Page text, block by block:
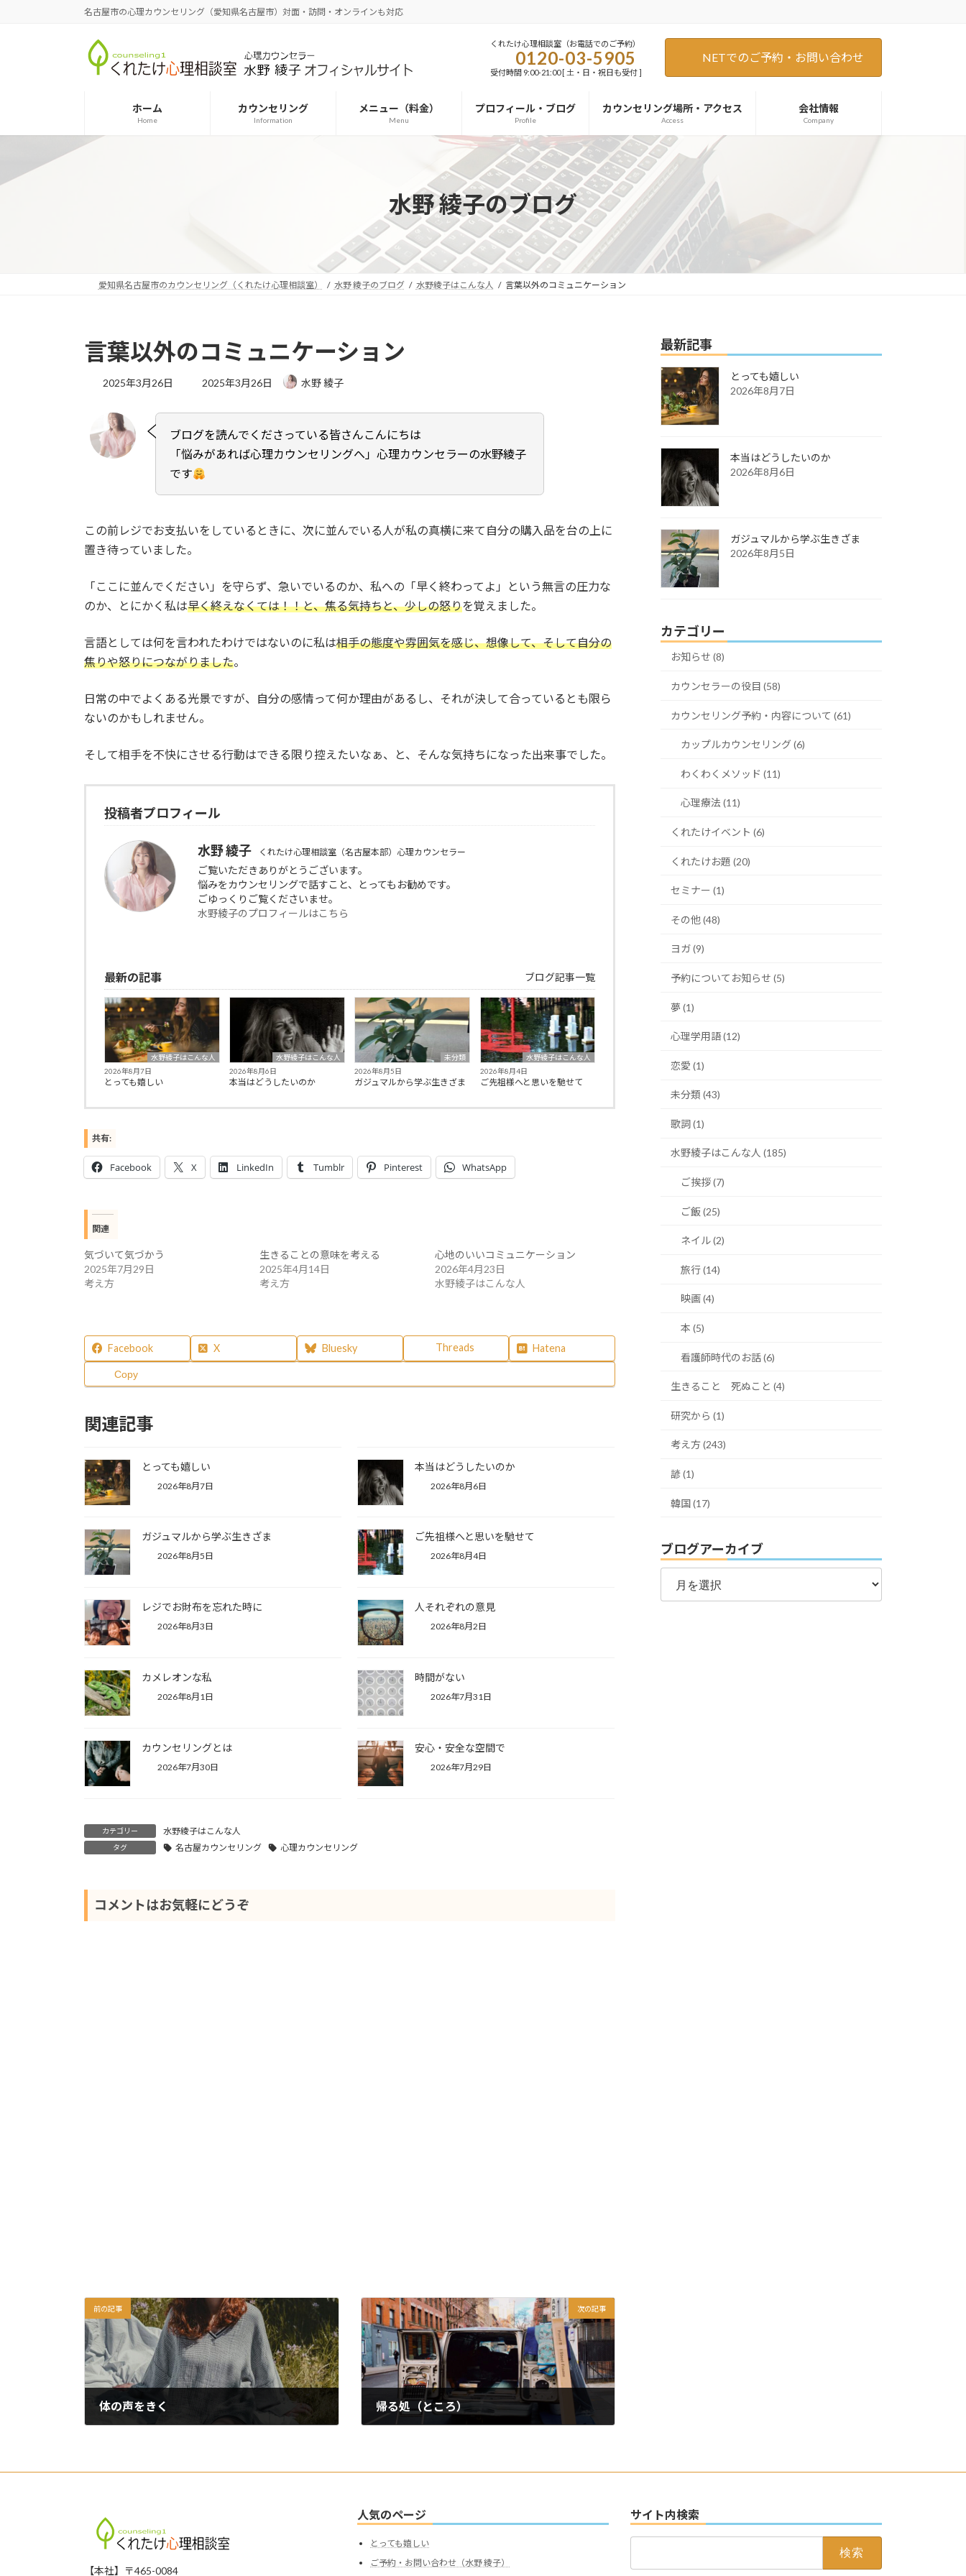
名古屋市の心理カウンセリング（愛知県名古屋市）対面・訪問・オンラインも対応
くれたけ心理相談室（お電話でのご予約）
0120-03-5905
受付時間 9:00-21:00 [ 土・日・祝日も受付 ]
NETでのご予約・お問い合わせ
ホーム
Home
カウンセリング
Information
メニュー（料金）
Menu
プロフィール・ブログ
Profile
カウンセリング場所・アクセス
Access
会社情報
Company
水野 綾子のブログ
愛知県名古屋市のカウンセリング（くれたけ心理相談室） 水野 綾子のブログ 水野綾子はこんな人 言葉以外のコミュニケーション
言葉以外のコミュニケーション
2025年3月26日
最
日
時
2025年3月26日 水野 綾子
ブログを読んでくださっている皆さんこんにちは
「悩みがあれば心理カウンセリングへ」心理カウンセラーの水野綾子
です
この前レジでお支払いをしているときに、次に並んでいる人が私の真横に来て自分の購入品を台の上に
置き待っていました。
「ここに並んでください」を守らず、急いでいるのか、私への「早く終わってよ」という無言の圧力な
のか、とにかく私は早く終えなくては！！と、焦る気持ちと、少しの怒りを覚えました。
言語としては何を言われたわけではないのに私は相手の態度や雰囲気を感じ、想像して、そして自分の
焦りや怒りにつながりました。
日常の中でよくある光景ですが、自分の感情って何か理由があるし、それが決して合っているとも限ら
ないのかもしれません。
そして相手を不快にさせる行動はできる限り控えたいなぁ、と、そんな気持ちになった出来事でした。
投稿者プロフィール
水野 綾子 くれたけ心理相談室（名古屋本部）心理カウンセラー
ご覧いただきありがとうございます。
悩みをカウンセリングで話すこと、とってもお勧めです。
ごゆっくりご覧くださいませ。
水野綾子のプロフィールはこちら
最新の記事 ブログ記事一覧
水野綾子はこんな人
2026年8月7日
とっても嬉しい
水野綾子はこんな人
2026年8月6日
本当はどうしたいのか
未分類
2026年8月5日
ガジュマルから学ぶ生きざま
水野綾子はこんな人
2026年8月4日
ご先祖様へと思いを馳せて
共有:
Facebook X LinkedIn Tumblr Pinterest WhatsApp
関連
気づいて気づかう
2025年7月29日
考え方
生きることの意味を考える
2025年4月14日
考え方
心地のいいコミュニケーション
2026年4月23日
水野綾子はこんな人
Facebook X Bluesky Threads Hatena
Copy
関連記事
とっても嬉しい
2026年8月7日
本当はどうしたいのか
2026年8月6日
ガジュマルから学ぶ生きざま
2026年8月5日
ご先祖様へと思いを馳せて
2026年8月4日
レジでお財布を忘れた時に
2026年8月3日
人それぞれの意見
2026年8月2日
カメレオンな私
2026年8月1日
時間がない
2026年7月31日
カウンセリングとは
2026年7月30日
安心・安全な空間で
2026年7月29日
カテゴリー 水野綾子はこんな人
タグ 名古屋カウンセリング 心理カウンセリング
コメントはお気軽にどうぞ
前の記事
体の声をきく
次の記事
帰る処（ところ）
最新記事
とっても嬉しい
2026年8月7日
本当はどうしたいのか
2026年8月6日
ガジュマルから学ぶ生きざま
2026年8月5日
カテゴリー
お知らせ (8)
カウンセラーの役目 (58)
カウンセリング予約・内容について (61)
カップルカウンセリング (6)
わくわくメソッド (11)
心理療法 (11)
くれたけイベント (6)
くれたけお題 (20)
セミナー (1)
その他 (48)
ヨガ (9)
予約についてお知らせ (5)
夢 (1)
心理学用語 (12)
恋愛 (1)
未分類 (43)
歌詞 (1)
水野綾子はこんな人 (185)
ご挨拶 (7)
ご飯 (25)
ネイル (2)
旅行 (14)
映画 (4)
本 (5)
看護師時代のお話 (6)
生きること 死ぬこと (4)
研究から (1)
考え方 (243)
諺 (1)
韓国 (17)
ブログアーカイブ
ブ
グ
【本社】〒465-0084
人気のページ
とっても嬉しい
ご予約・お問い合わせ（水野 綾子）
サイト内検索